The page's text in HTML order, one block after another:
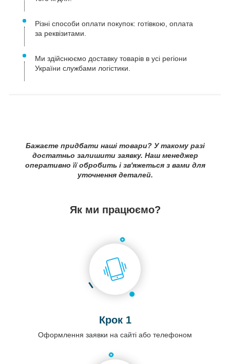
Різні способи оплати покупок: готівкою, оплата
за реквізитами.
Ми здійснюємо доставку товарів в усі регіони
України службами логістики.
Бажаєте придбати наші товари? У такому разі
достатньо залишити заявку. Наш менеджер
оперативно її обробить і зв'яжеться з вами для
уточнення деталей.
Як ми працюємо?
Крок 1
Оформлення заявки на сайті або телефоном